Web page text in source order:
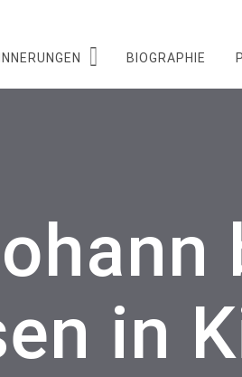
BIOGRAPHIE
in